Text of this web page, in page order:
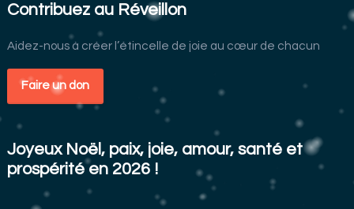
Contribuez au Réveillon
Aidez-nous à créer l’étincelle de joie au cœur de chacun
Faire un don
Joyeux Noël, paix, joie, amour, santé et
prospérité en 2026 !